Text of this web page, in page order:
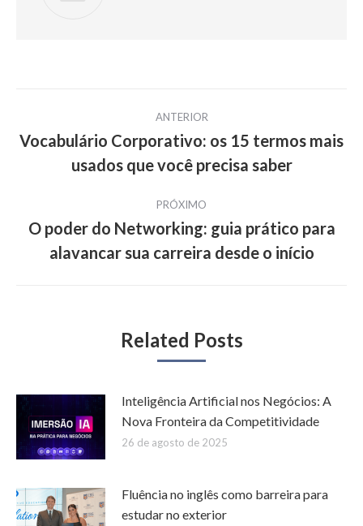
de
post:
ANTERIOR
anterior:
Vocabulário Corporativo: os 15 termos mais
usados que você precisa saber
PRÓXIMO
Próximo
post:
O poder do Networking: guia prático para
alavancar sua carreira desde o início
Related Posts
Inteligência Artificial nos Negócios: A
Nova Fronteira da Competitividade
26 de agosto de 2025
Fluência no inglês como barreira para
estudar no exterior